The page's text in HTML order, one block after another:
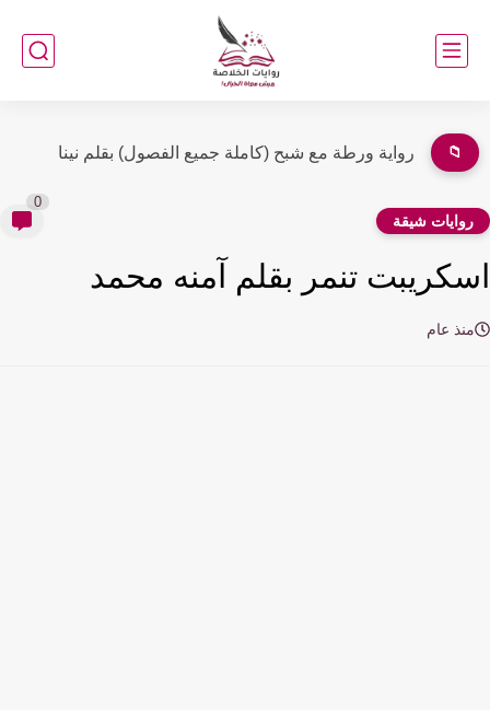
📁 رواية ورطة مع شبح الفصل الثالث 3 بقلم نينا
شيقة
تنمر بقلم آمنه محمد
عام